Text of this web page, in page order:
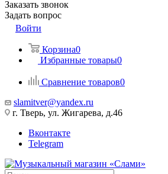
Заказать звонок
Задать вопрос
Войти
Корзина0
Избранные товары0
Сравнение товаров0
slamitver@yandex.ru
г. Тверь, ул. Жигарева, д.46
Вконтакте
Telegram